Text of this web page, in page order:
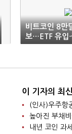
비트코인 8만
보…ETF 유입
변수
이 기자의 최
(인사)우주항
높아진 부채
내년 코인 과